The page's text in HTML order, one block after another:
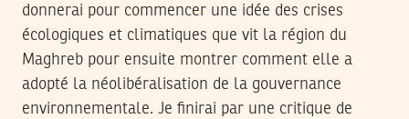
donnerai pour commencer une idée des crises
écologiques et climatiques que vit la région du
Maghreb pour ensuite montrer comment elle a
adopté la néolibéralisation de la gouvernance
environnementale. Je finirai par une critique de